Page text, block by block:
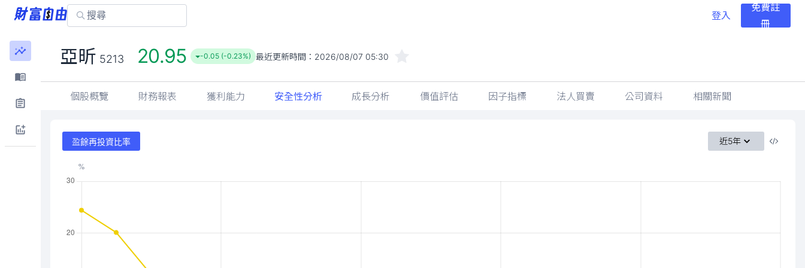
登入
免費註
冊
亞昕 5213 20.95 -0.05 (-0.23%) 最近更新時間： 2026/08/07 05:30
個股概覽 財務報表 獲利能力 安全性分析 成長分析 價值評估 因子指標 法人買賣 公司資料 相關新聞
盈餘再投資比率 近5年